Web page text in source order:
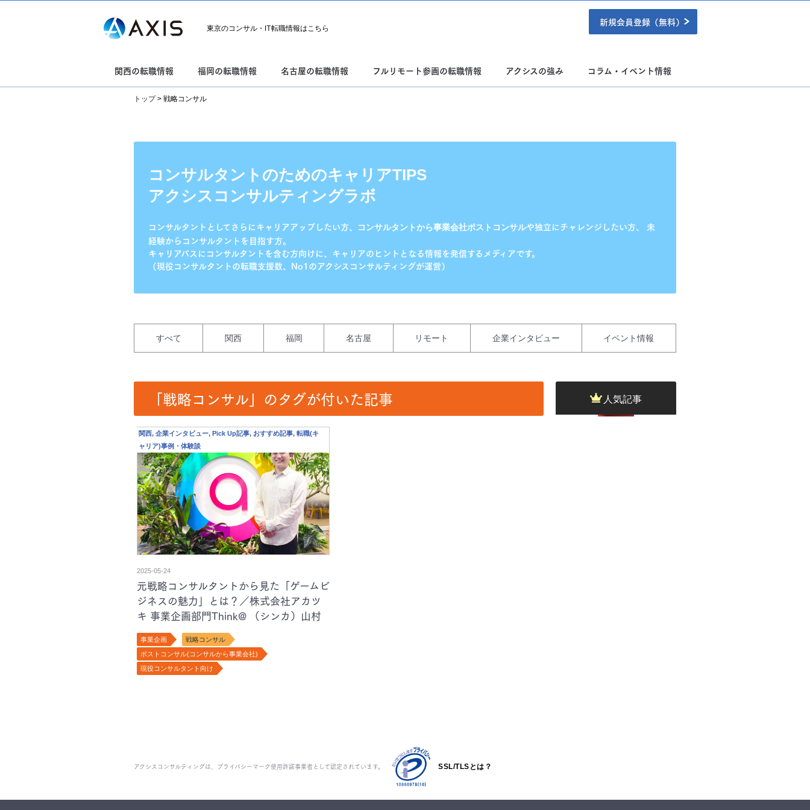
東京のコンサル・IT転職情報はこちら
新規会員登録（無料）
関西の転職情報 福岡の転職情報 名古屋の転職情報 フルリモート参画の転職情報 アクシスの強み コラム・イベント情報
トップ> 戦略コンサル
コンサルタントのためのキャリアTIPS
アクシスコンサルティングラボ
コンサルタントとしてさらにキャリアアップしたい方、 コンサルタントから事業会社ポストコンサルや独立にチャレンジしたい方、
未
経験からコンサルタントを目指す方。
キャリアパスにコンサルタントを含む方向けに、キャリアのヒントとなる情報を発信するメディアです。
（現役コンサルタントの転職支援数、No1のアクシスコンサルティングが運営）
すべて 関西 福岡 名古屋 リモート 企業インタビュー イベント情報
「戦略コンサル」のタグが付いた記事
関西, 企業インタビュー, Pick Up記事, おすすめ記事, 転職(キ
ャリア)事例・体験談
2025-05-24
元戦略コンサルタントから見た「ゲームビ
ジネスの魅力」とは？／株式会社アカツ
キ 事業企画部門Think@ （シンカ）山村
龍太様インタビュー
事業企画
戦略コンサル
ポストコンサル(コンサルから事業会社)
現役コンサルタント向け
人気記事
アクシスコンサルティングは、 プライバシーマーク使用許諾事業者として認定されています。 SSL/TLSとは？